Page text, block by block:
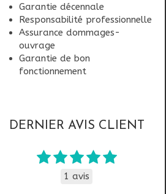
Garantie décennale
Responsabilité professionnelle
Assurance dommages-
ouvrage
Garantie de bon
fonctionnement
DERNIER AVIS CLIENT
1 avis